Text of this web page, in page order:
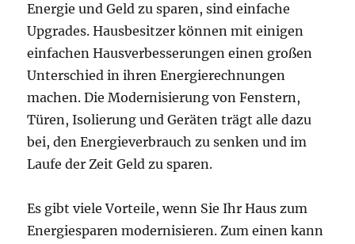
Energie und Geld zu sparen, sind einfache
Upgrades. Hausbesitzer können mit einigen
einfachen Hausverbesserungen einen großen
Unterschied in ihren Energierechnungen
machen. Die Modernisierung von Fenstern,
Türen, Isolierung und Geräten trägt alle dazu
bei, den Energieverbrauch zu senken und im
Laufe der Zeit Geld zu sparen.
Es gibt viele Vorteile, wenn Sie Ihr Haus zum
Energiesparen modernisieren. Zum einen kann